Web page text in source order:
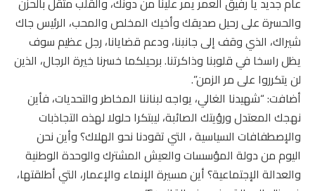
والحسرة على رحيل صديقك وأخيك المخلص والمحب، الرئيس جاك
شيراك، الذي وقف إلى جانبنا، ودعم قضايانا، رجل عظيم سوف
يظل راسخا في قلوبنا وذاكرتنا. برحيلكما خسرنا خيرة الرجال، الذين
لن يتكرروا على مر الزمن”.
أضافت: “شهيدنا الغالي، يواجه لبناننا المخاطر والتحديات، فأين
نهجك المعتدل ورؤيتك الصائبة، ليبتكرا حلولا لهذه التجاذبات
والإصطفافات السياسية ، التي تقودنا نحو الهلاك؟ وأين نحن
اليوم من دولة المؤسسات والعيش المشترك والوحدة الوطنية
والعدالة الإجتماعية؟ أين مسيرة الإنماء والإعمار، التي أطلقتها،